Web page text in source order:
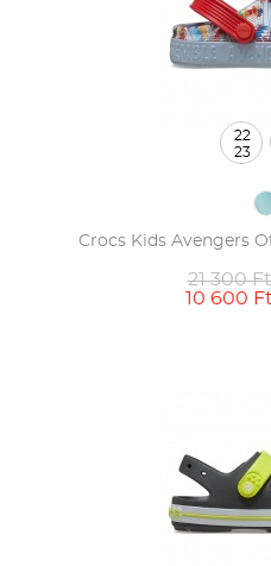
Crocs Kids Avengers
21 300 Ft
10 600 Ft
22
23